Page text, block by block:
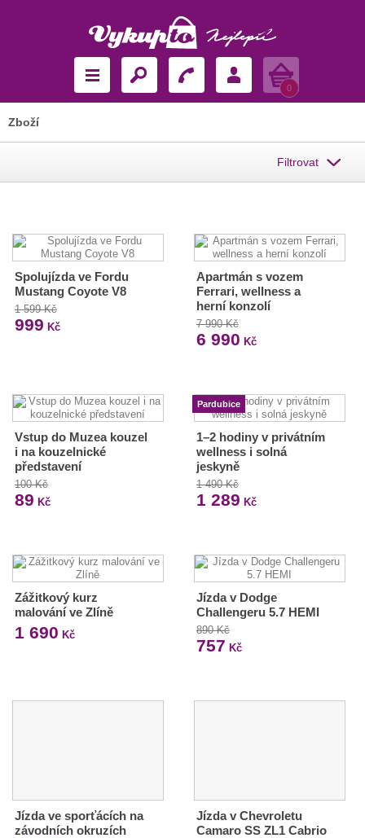
Košík
0
Zboží
Filtrovat
Spolujízda ve Fordu
Mustang Coyote V8
1 599 Kč
999 Kč
Apartmán s vozem
Ferrari, wellness a
herní konzolí
7 990 Kč
6 990 Kč
Vstup do Muzea kouzel
i na kouzelnické
představení
100 Kč
89 Kč
Pardubice
1–2 hodiny v privátním
wellness i solná
jeskyně
1 490 Kč
1 289 Kč
Zážitkový kurz
malování ve Zlíně
1 690 Kč
Jízda v Dodge
Challengeru 5.7 HEMI
890 Kč
757 Kč
Jízda ve sporťácích na
závodních okruzích
Jízda v Chevroletu
Camaro SS ZL1 Cabrio